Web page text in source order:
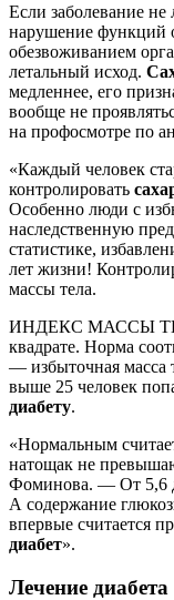
Если заболевание
нарушение функций
обезвоживанием
летальный исход.
медленнее, его
вообще не
на профосмотре по
«Каждый человек
контролировать
Особенно люди с
наследственную
статистике,
лет жизни!
массы тела.
ИНДЕКС МАССЫ
квадрате. Норма
— избыточная
выше 25 человек
диабету.
«Нормальным
натощак не
Фоминова. — От 5,6
А содержание
впервые считается
диабет».
Лечение диабета